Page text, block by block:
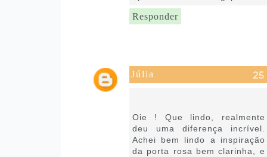
Responder
Júlia
Oie ! Que lindo, realmente
deu uma diferença incrível.
Achei bem lindo a inspiração
da porta rosa bem clarinha, e